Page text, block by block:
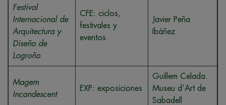
Festival
Internacional de
Arquitectura y
Diseño de
Logroño
CFE: ciclos,
festivales y
eventos
Javier Peña
Ibáñez
Magem
Incandescent
EXP: exposiciones
Guillem Celada.
Museu d’Art de
Sabadell